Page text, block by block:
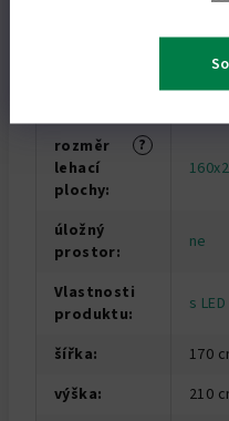
akát,
?
rozměr
lehací
plochy:
úložný
prostor: ne
Vlastnosti
produktu: s
šířka:
170
výška:
210